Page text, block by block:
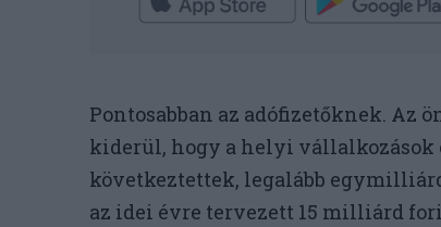
Pontosabban az adófizetőknek. Az
kiderül, hogy a helyi
következtettek, legalább
az idei évre tervezett 15 milliárd